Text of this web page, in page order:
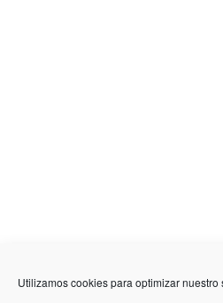
Utilizamos cookies para optimizar